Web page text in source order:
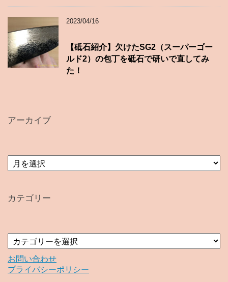
2023/04/16
【砥石紹介】欠けたSG2（スーパーゴー
ルド2）の包丁を砥石で研いで直してみ
た！
アーカイブ
ア
ー
ブ
カテゴリー
テ
ゴ
リ
お問い合わせ
プライバシーポリシー